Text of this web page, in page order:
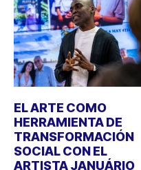
EL ARTE COMO
HERRAMIENTA DE
TRANSFORMACIÓN
SOCIAL CON EL
ARTISTA JANUÁRIO